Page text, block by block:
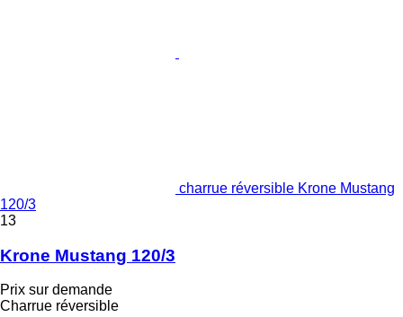
charrue réversible Krone Mustang
120/3
13
Krone Mustang 120/3
Prix sur demande
Charrue réversible